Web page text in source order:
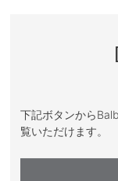
下記ボタンから
覧いただけます。